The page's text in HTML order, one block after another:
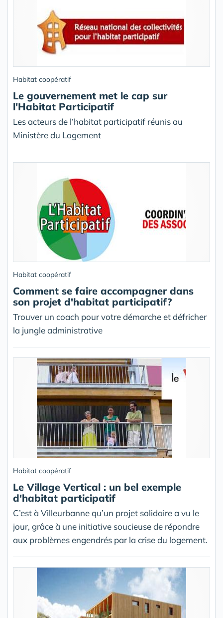
Habitat coopératif
Le gouvernement met le cap sur
l'Habitat Participatif
Les acteurs de l’habitat participatif réunis au
Ministère du Logement
Habitat coopératif
Comment se faire accompagner dans
son projet d'habitat participatif?
Trouver un coach pour votre démarche et défricher
la jungle administrative
Habitat coopératif
Le Village Vertical : un bel exemple
d'habitat participatif
C’est à Villeurbanne qu’un projet solidaire a vu le
jour, grâce à une initiative soucieuse de répondre
aux problèmes engendrés par la crise du logement.